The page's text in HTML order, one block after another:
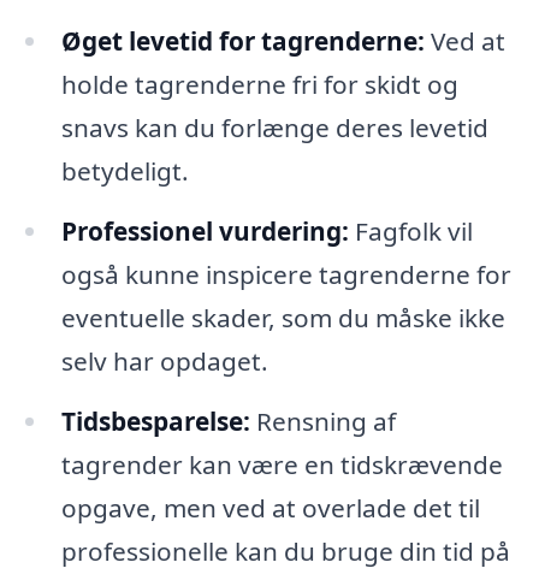
Øget levetid for tagrenderne: Ved at
holde tagrenderne fri for skidt og
snavs kan du forlænge deres levetid
betydeligt.
Professionel vurdering: Fagfolk vil
også kunne inspicere tagrenderne for
eventuelle skader, som du måske ikke
selv har opdaget.
Tidsbesparelse: Rensning af
tagrender kan være en tidskrævende
opgave, men ved at overlade det til
professionelle kan du bruge din tid på